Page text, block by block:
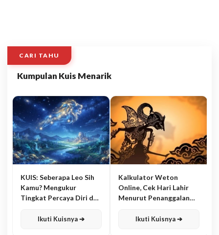
CARI TAHU
Kumpulan Kuis Menarik
KUIS: Seberapa Leo Sih
Kamu? Mengukur
Tingkat Percaya Diri dan
Ikuti Kuisnya ➔
Kalkulator Weton
Online, Cek Hari Lahir
Menurut Penanggalan
Ikuti Kuisnya ➔